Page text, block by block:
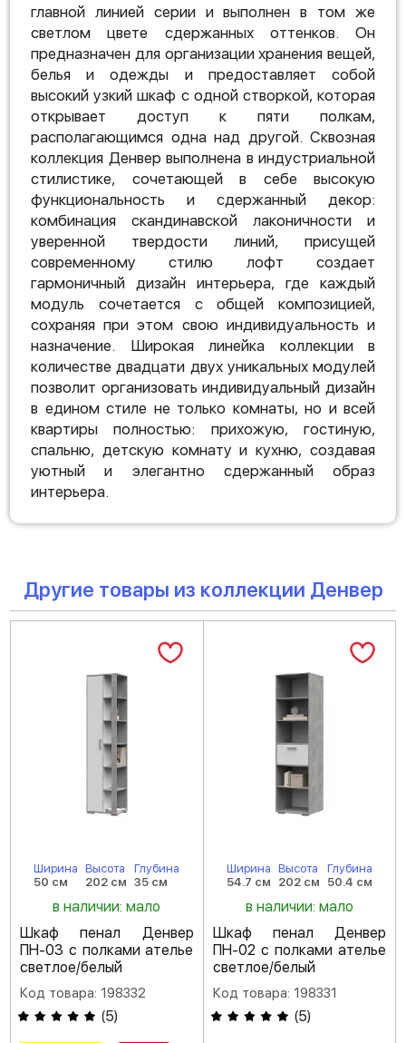
главной линией серии и выполнен в том же
светлом цвете сдержанных оттенков. Он
предназначен для организации хранения вещей,
белья и одежды и предоставляет собой
высокий узкий шкаф с одной створкой, которая
открывает доступ к пяти полкам,
располагающимся одна над другой. Сквозная
коллекция Денвер выполнена в индустриальной
стилистике, сочетающей в себе высокую
функциональность и сдержанный декор:
комбинация скандинавской лаконичности и
уверенной твердости линий, присущей
современному стилю лофт создает
гармоничный дизайн интерьера, где каждый
модуль сочетается с общей композицией,
сохраняя при этом свою индивидуальность и
назначение. Широкая линейка коллекции в
количестве двадцати двух уникальных модулей
позволит организовать индивидуальный дизайн
в едином стиле не только комнаты, но и всей
квартиры полностью: прихожую, гостиную,
спальню, детскую комнату и кухню, создавая
уютный и элегантно сдержанный образ
интерьера.
Другие товары из коллекции Денвер
Ширина
50 см
Высота
202 см
Глубина
35 см
в наличии: мало
Шкаф пенал Денвер
ПН-03 с полками ателье
светлое/белый
Код товара: 198332
(5)
Ширина
54.7 см
Высота
202 см
Глубина
50.4 см
в наличии: мало
Шкаф пенал Денвер
ПН-02 с полками ателье
светлое/белый
Код товара: 198331
(5)